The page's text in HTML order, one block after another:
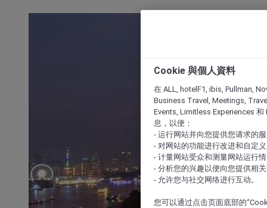
Cookie 與個人資料
在 ALL, hotelF1, ibis, Pullman,
Business Travel, Meetings,
Events, Limitless Experiences 和
息，以便：
- 运行网站并向您提供您请求的
- 对网站的功能进行改进和自定义
- 计量网站受众和测量网站运行
- 分析您的兴趣以便向您提供相
- 允许您与社交网络进行互动。
您可以通过点击页面底部的